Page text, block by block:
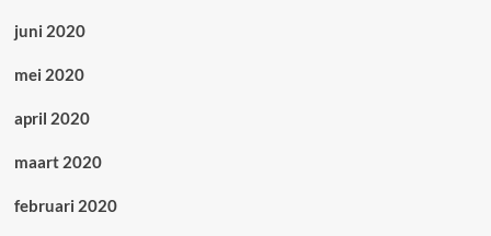
juni 2020
mei 2020
april 2020
maart 2020
februari 2020